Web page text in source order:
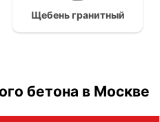
Щебень гранитный
бетона в Москве